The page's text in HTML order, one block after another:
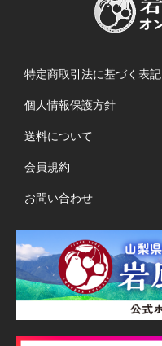
特定商取引法に基づく表記
個人情報保護方針
送料について
会員規約
お問い合わせ